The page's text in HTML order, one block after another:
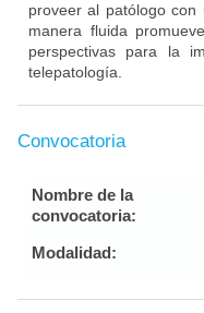
proveer al patólogo
manera fluida
perspectivas para la
telepatología.
Convocatoria
Nombre de la
convocatoria:
Modalidad: